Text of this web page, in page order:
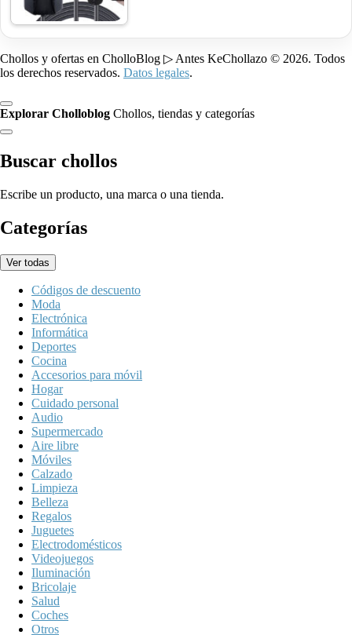
Chollos y ofertas en CholloBlog ▷ Antes KeChollazo © 2026. Todos
los derechos reservados. Datos legales.
Explorar Cholloblog Chollos, tiendas y categorías
Buscar chollos
Escribe un producto, una marca o una tienda.
Categorías
Ver todas
Códigos de descuento
Moda
Electrónica
Informática
Deportes
Cocina
Accesorios para móvil
Hogar
Cuidado personal
Audio
Supermercado
Aire libre
Móviles
Calzado
Limpieza
Belleza
Regalos
Juguetes
Electrodomésticos
Videojuegos
Iluminación
Bricolaje
Salud
Coches
Otros